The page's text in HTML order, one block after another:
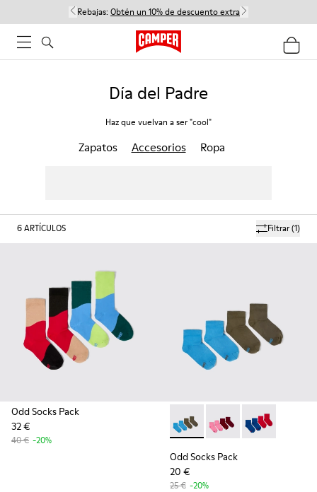
Rebajas: Obtén un 10% de descuento extra
Día del Padre
Haz que vuelvan a ser "cool"
Zapatos Accesorios Ropa
Filtrar(1)
6ARTÍCULOS
Odd Socks Pack
32 €
40 € -20%
Odd Socks Pack -
Odd Socks Pack -
Odd Socks
Odd Socks Pack
20 €
25 € -20%